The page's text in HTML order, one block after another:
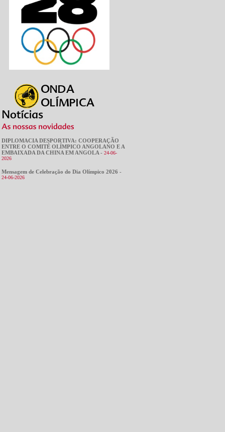
DIPLOMACIA DESPORTIVA: COOPERAÇÃO
ENTRE O COMITÉ OLÍMPICO ANGOLANO E A
EMBAIXADA DA CHINA EM ANGOLA - 24-06-
2026
Mensagem de Celebração do Dia Olímpico 2026 -
24-06-2026